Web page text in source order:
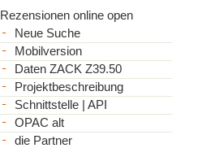
Rezensionen online open
Neue Suche
Mobilversion
Daten ZACK Z39.50
Projektbeschreibung
Schnittstelle | API
OPAC alt
die Partner